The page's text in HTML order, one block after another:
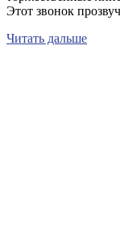
Этот звонок
Читать дальше